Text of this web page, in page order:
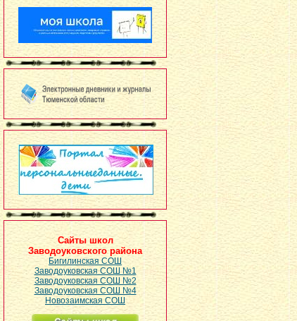
Сайты школ
Заводоуковского района
Бигилинская СОШ
Заводоуковская СОШ №1
Заводоуковская СОШ №2
Заводоуковская СОШ №4
Новозаимская СОШ